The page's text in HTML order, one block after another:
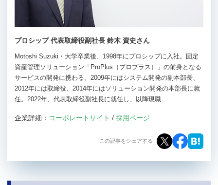
プロシップ 代表取締役副社長 鈴木 資史さん
Motoshi Suzuki・大学卒業後、1998年にプロシップに入社。固定
資産管理ソリューション「ProPlus（プロプラス）」の前身となる
サービスの開発に携わる。2009年にはシステム開発の副本部長、
2012年には取締役、2014年にはソリューション開発の本部長に就
任。2022年、代表取締役副社長に就任し、以降現職
企業詳細： コーポレートサイト / 採用ページ
この記事をシェアする